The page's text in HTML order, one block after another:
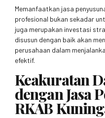
Memanfaatkan jasa
profesional bukan sekadar
juga merupakan investasi
disusun dengan baik akan
perusahaan dalam
efektif.
Keakuratan
dengan Jasa
RKAB